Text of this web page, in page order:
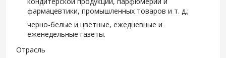
фармацевтики, промышленных товаров и т. д.;
черно-белые и цветные, ежедневные и
еженедельные газеты.
Отрасль